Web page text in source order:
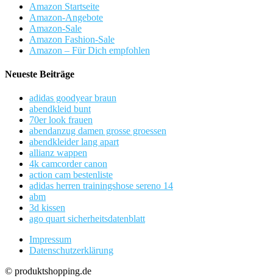
Amazon Startseite
Amazon-Angebote
Amazon-Sale
Amazon Fashion-Sale
Amazon – Für Dich empfohlen
Neueste Beiträge
adidas goodyear braun
abendkleid bunt
70er look frauen
abendanzug damen grosse groessen
abendkleider lang apart
allianz wappen
4k camcorder canon
action cam bestenliste
adidas herren trainingshose sereno 14
abm
3d kissen
ago quart sicherheitsdatenblatt
Impressum
Datenschutzerklärung
© produktshopping.de